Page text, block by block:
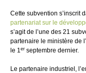
Cette subvention s’inscrit
partenariat sur le
s’agit de l’une des 21
partenaire le ministère de
le 1er septembre dernier.
Le partenaire industriel,